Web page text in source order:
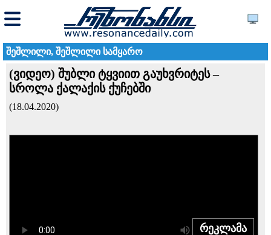
შეშლილი, შეშლილი სამყარო
(ვიდეო) შუბლი ტყვიით გაუხვრიტეს –
სროლა ქალაქის ქუჩებში
(18.04.2020)
რეკლამა